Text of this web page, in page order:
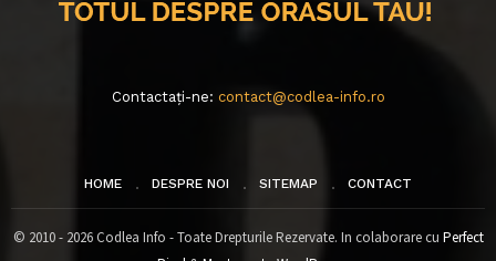
Contactați-ne: contact@codlea-info.ro
HOME DESPRE NOI SITEMAP CONTACT
© 2010 - 2026 Codlea Info - Toate Drepturile Rezervate. In colaborare cu Perfect